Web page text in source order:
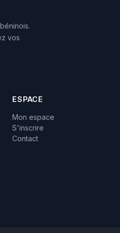
vos
ESPACE
Mon espace
S'inscrire
Contact